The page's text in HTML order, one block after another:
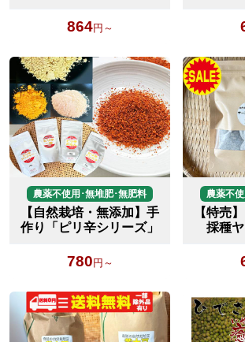
864円～
農薬不使用･無堆肥･無肥料
【自然栽培・無添加】手
作り「ピリ辛シリーズ」
780 円～
農薬不
【特売
採種